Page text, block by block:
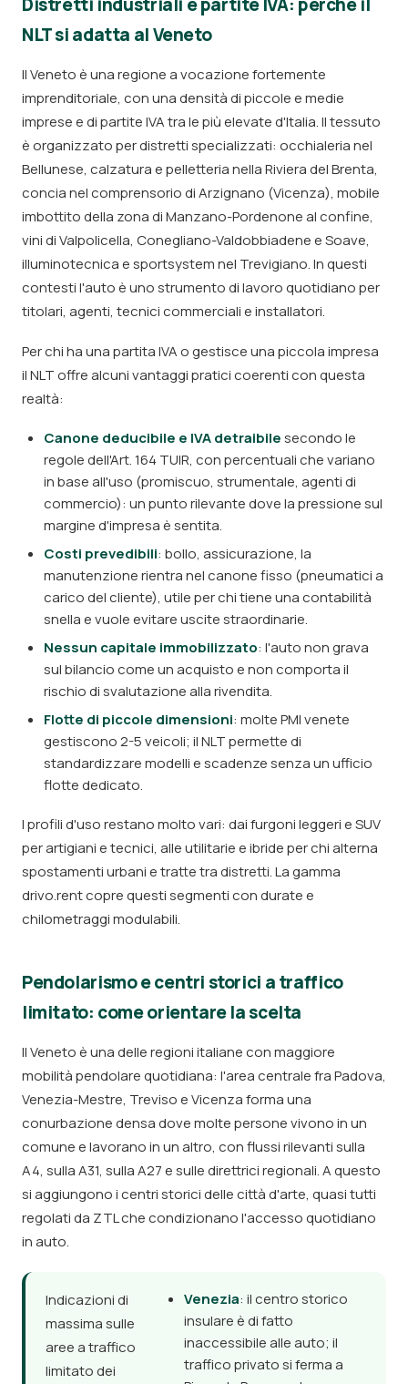
NLT si adatta al Veneto
Il Veneto è una regione a vocazione fortemente
imprenditoriale, con una densità di piccole e medie
imprese e di partite IVA tra le più elevate d'Italia. Il tessuto
è organizzato per distretti specializzati: occhialeria nel
Bellunese, calzatura e pelletteria nella Riviera del Brenta,
concia nel comprensorio di Arzignano (Vicenza), mobile
imbottito della zona di Manzano-Pordenone al confine,
vini di Valpolicella, Conegliano-Valdobbiadene e Soave,
illuminotecnica e sportsystem nel Trevigiano. In questi
contesti l'auto è uno strumento di lavoro quotidiano per
titolari, agenti, tecnici commerciali e installatori.
Per chi ha una partita IVA o gestisce una piccola impresa
il NLT offre alcuni vantaggi pratici coerenti con questa
realtà:
Canone deducibile e IVA detraibilesecondo le
regole dell'Art. 164 TUIR, con percentuali che variano
in base all'uso (promiscuo, strumentale, agenti di
commercio): un punto rilevante dove la pressione sul
margine d'impresa è sentita.
Costi prevedibili: bollo, assicurazione, la
manutenzione rientra nel canone fisso (pneumatici a
carico del cliente), utile per chi tiene una contabilità
snella e vuole evitare uscite straordinarie.
Nessun capitale immobilizzato: l'auto non grava
sul bilancio come un acquisto e non comporta il
rischio di svalutazione alla rivendita.
Flotte di piccole dimensioni: molte PMI venete
gestiscono 2-5 veicoli; il NLT permette di
standardizzare modelli e scadenze senza un ufficio
flotte dedicato.
I profili d'uso restano molto vari: dai furgoni leggeri e SUV
per artigiani e tecnici, alle utilitarie e ibride per chi alterna
spostamenti urbani e tratte tra distretti. La gamma
drivo.rent copre questi segmenti con durate e
chilometraggi modulabili.
Pendolarismo e centri storici a traffico
limitato: come orientare la scelta
Il Veneto è una delle regioni italiane con maggiore
mobilità pendolare quotidiana: l'area centrale fra Padova,
Venezia-Mestre, Treviso e Vicenza forma una
conurbazione densa dove molte persone vivono in un
comune e lavorano in un altro, con flussi rilevanti sulla
A4, sulla A31, sulla A27 e sulle direttrici regionali. A questo
si aggiungono i centri storici delle città d'arte, quasi tutti
regolati da ZTL che condizionano l'accesso quotidiano
in auto.
Indicazioni di
massima sulle
aree a traffico
limitato dei
Venezia: il centro storico
insulare è di fatto
inaccessibile alle auto; il
traffico privato si ferma a